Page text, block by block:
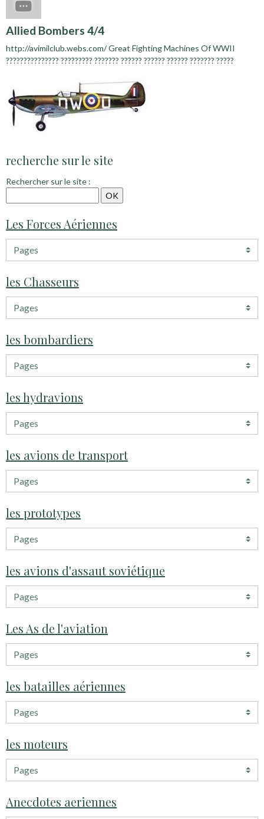
Allied Bombers 4/4
http://avimilclub.webs.com/ Great Fighting Machines Of WWII
??????????????? ????????? ??????? ?????? ?????? ?????? ??????? ?????
recherche sur le site
Rechercher sur le site :
Les Forces Aériennes
les Chasseurs
les bombardiers
les hydravions
les avions de transport
les prototypes
les avions d'assaut soviétique
Les As de l'aviation
les batailles aériennes
les moteurs
Anecdotes aeriennes